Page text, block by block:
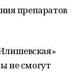
препаратов
не смогут